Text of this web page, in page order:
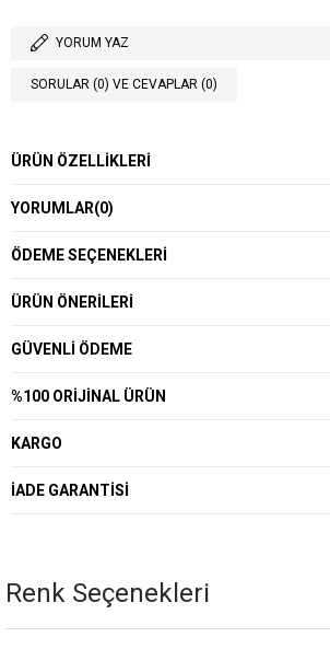
YORUM YAZ
SORULAR (0) VE CEVAPLAR (0)
ÜRÜN ÖZELLIKLERI
YORUMLAR(0)
ÖDEME SEÇENEKLERI
ÜRÜN ÖNERILERI
GÜVENLI ÖDEME
%100 ORIJINAL ÜRÜN
KARGO
İADE GARANTISI
Renk Seçenekleri